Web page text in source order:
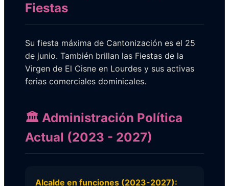
Fiestas
Su fiesta máxima de Cantonización es el 25
de junio. También brillan las Fiestas de la
Virgen de El Cisne en Lourdes y sus activas
ferias comerciales dominicales.
🏛️ Administración Política
Actual (2023 - 2027)
Alcalde en funciones (2023-2027):